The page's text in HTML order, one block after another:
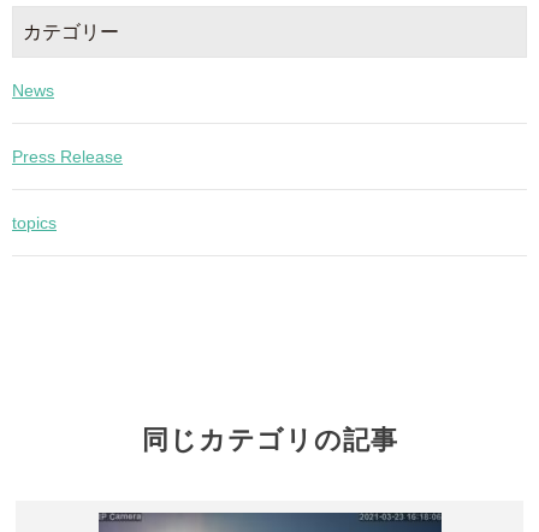
カテゴリー
News
Press Release
topics
同じカテゴリの記事